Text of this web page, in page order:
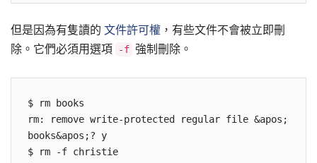
但是因為有隻讀的 文件許可權 ，有些文件不會被立即刪
除。它們必須用選項
-f 強制刪除。
$ rm books
rm: remove write-protected regular file &apos;
books&apos;? y
$ rm -f christie